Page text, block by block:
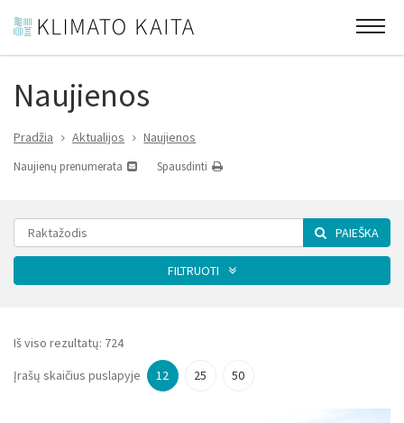
Naujienos
Pradžia Aktualijos Naujienos
Naujienų prenumerata Spausdinti
PAIEŠKA
FILTRUOTI
Kategorija
Iš viso rezultatų: 724
Įrašų skaičius puslapyje
12 25 50